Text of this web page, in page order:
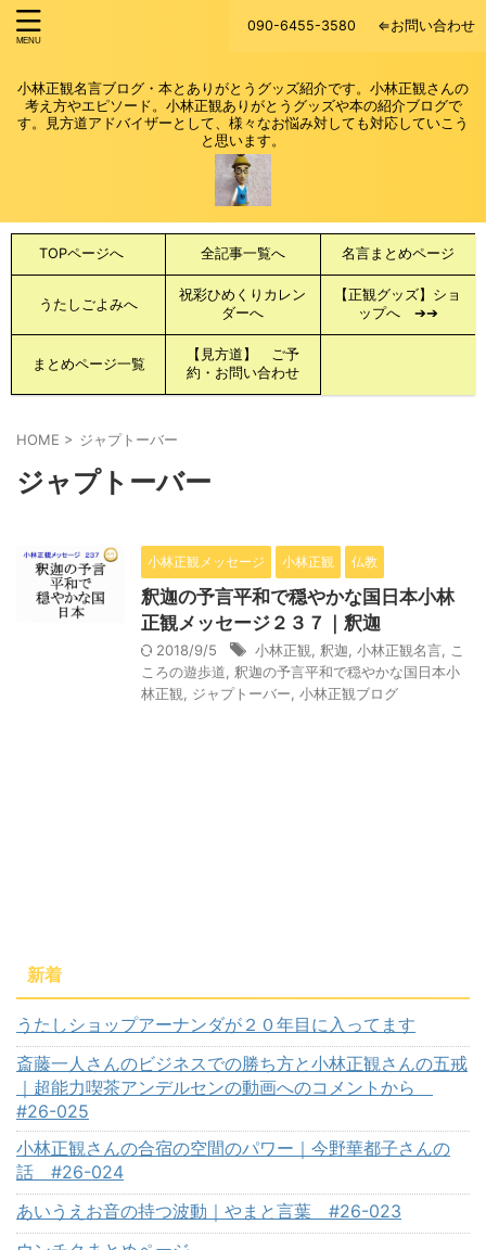
090-6455-3580 ⇐お問い合わせ
小林正観名言ブログ・本とありがとうグッズ紹介です。小林正観さんの
考え方やエピソード。小林正観ありがとうグッズや本の紹介ブログで
す。見方道アドバイザーとして、様々なお悩み対しても対応していこう
と思います。
TOPページへ 全記事一覧へ 名言まとめページ
うたしごよみへ
祝彩ひめくりカレン
ダーへ
【正観グッズ】ショ
ップへ ➔➔
まとめページ一覧
【見方道】 ご予
約・お問い合わせ
HOME > ジャプトーバー
ジャプトーバー
小林正観メッセージ 小林正観 仏教
釈迦の予言平和で穏やかな国日本小林
正観メッセージ２３７｜釈迦
2018/9/5 小林正観 釈迦 小林正観名言
こ
ころの遊歩道 釈迦の予言平和で穏やかな国日本小
林正観
ジャプトーバー 小林正観ブログ
新着
うたしショップアーナンダが２０年目に入ってます
斎藤一人さんのビジネスでの勝ち方と小林正観さんの五戒
｜超能力喫茶アンデルセンの動画へのコメントから
#26-025
小林正観さんの合宿の空間のパワー｜今野華都子さんの
話 #26-024
あいうえお音の持つ波動｜やまと言葉 #26-023